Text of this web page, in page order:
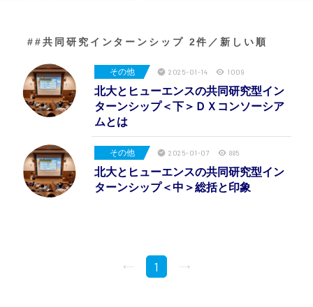
##共同研究インターンシップ 2件／新しい順
その他 2025-01-14 1009
北大とヒューエンスの共同研究型イン
ターンシップ＜下＞ＤＸコンソーシア
ムとは
その他 2025-01-07 885
北大とヒューエンスの共同研究型イン
ターンシップ＜中＞総括と印象
1